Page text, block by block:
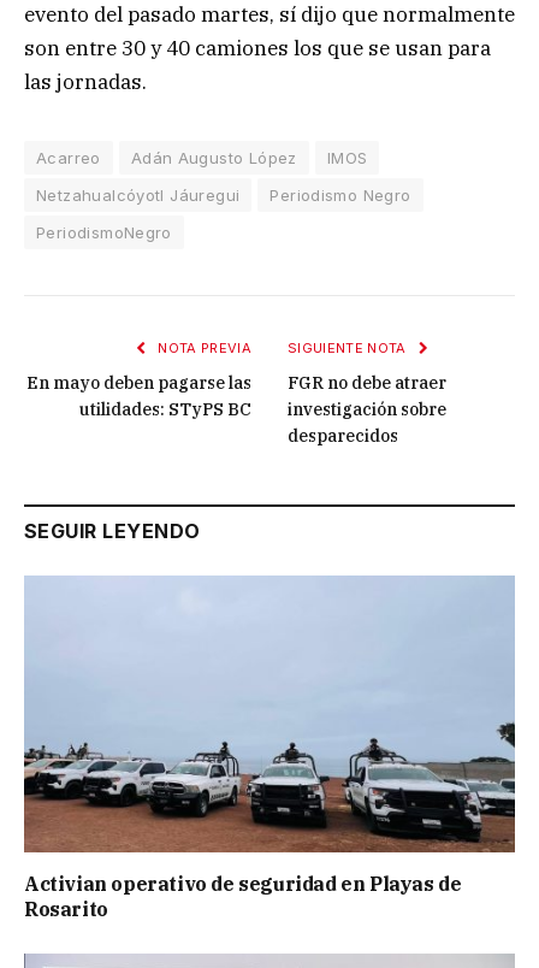
evento del pasado martes, sí dijo que normalmente
son entre 30 y 40 camiones los que se usan para
las jornadas.
Acarreo Adán Augusto López
IMOS
Netzahualcóyotl Jáuregui
Periodismo Negro
PeriodismoNegro
NOTA PREVIA
En mayo deben pagarse las
utilidades: STyPS BC
SIGUIENTE NOTA
FGR no debe atraer
investigación sobre
desparecidos
SEGUIR LEYENDO
Activian operativo de seguridad en Playas de
Rosarito